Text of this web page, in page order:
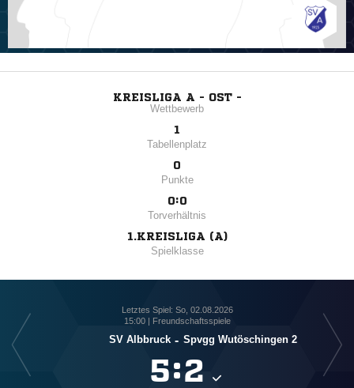
KREISLIGA A - OST -
Wettbewerb
1
Tabellenplatz
0
Punkte
0:0
Torverhältnis
1.KREISLIGA (A)
Spielklasse
Letztes Spiel: So, 02.08.2026
15:00 | Freundschaftsspiele
SV Albbruck - Spvgg Wutöschingen 2
: